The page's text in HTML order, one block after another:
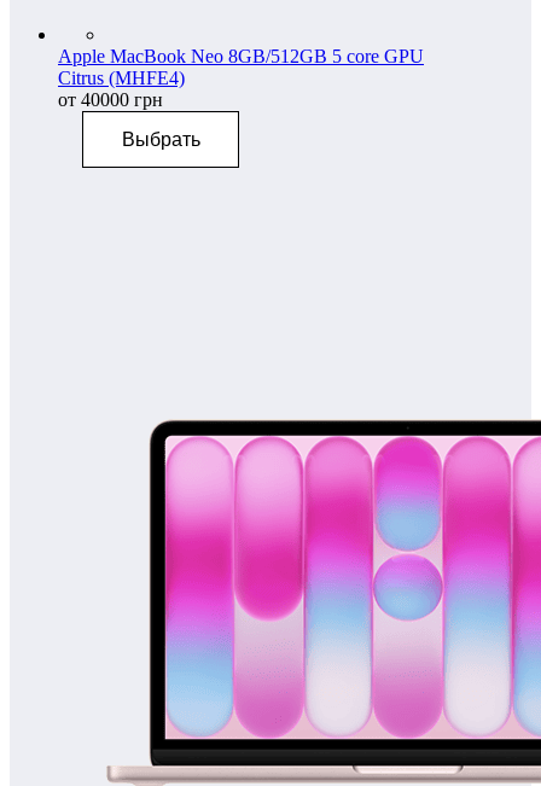
Apple MacBook Neo 8GB/512GB 5 core GPU
Citrus (MHFE4)
от 40000 грн
Выбрать